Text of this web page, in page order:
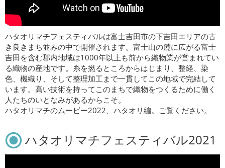
ハタオリマチフェスティバルは富士吉田市の下吉田エリアの古
き良きまち並みの中で開催されます。富士山の麓に広がる富士
吉田を含む郡内地域は1000年以上も前から織物業が営まれてい
る織物の産地です。糸を撚るところからはじまり、整経、染
色、機織り、そして整理加工まで一貫してこの地域で完結して
います。高い技術を持ってこのまちで織物をつくるために働く
人たちのいとなみがあるからこそ。
ハタオリマチのムービー2022、ハタオリ編。ご覧ください。
ハタオリマチフェスティバル2021